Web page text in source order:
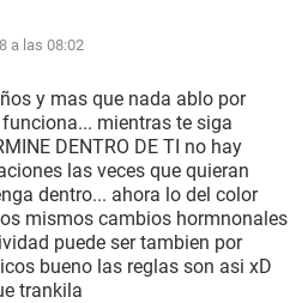
a las 08:02
y mas que nada ablo por
mientras te siga
DENTRO DE TI no hay
las veces que quieran
dentro... ahora lo del color
mismos cambios hormnonales
puede ser tambien por
bueno las reglas son asi xD
trankila